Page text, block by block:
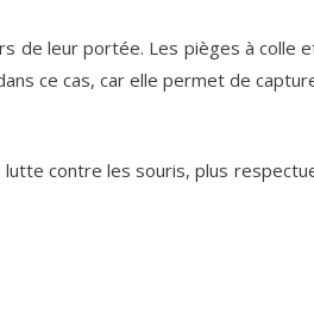
de leur portée. Les pièges à
ce cas, car elle permet de
contre les souris, plus